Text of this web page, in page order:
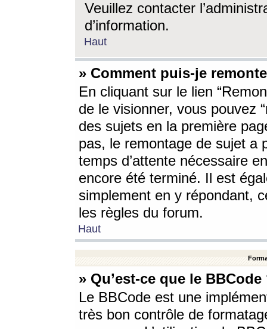
Veuillez contacter
d’information.
Haut
» Comment puis-je
En cliquant sur le lien
de le visionner, vous pouvez
des sujets en la première
pas, le remontage de sujet a
temps d’attente nécessaire
encore été terminé. Il est
simplement en y répondant,
les règles du forum.
Haut
» Qu’est-ce que le BBCode
Le BBCode est une
très bon contrôle de